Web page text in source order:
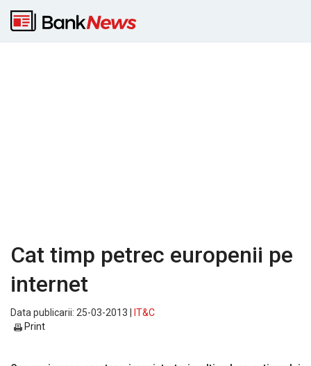
Cat timp petrec europenii pe
internet
Data publicarii: 25-03-2013 |
IT&C
Print